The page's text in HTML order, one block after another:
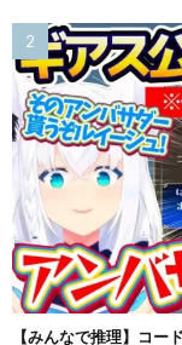
【みんなで推理】コー